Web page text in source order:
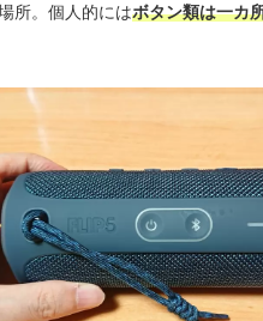
所。個人的にはボタン類は一カ